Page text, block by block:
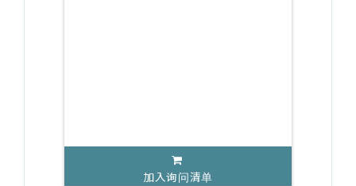
加入询问清单